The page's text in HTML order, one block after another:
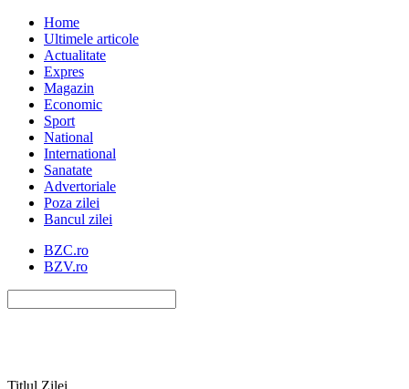
Home
Ultimele articole
Actualitate
Expres
Magazin
Economic
Sport
National
International
Sanatate
Advertoriale
Poza zilei
Bancul zilei
BZC.ro
BZV.ro
Titlul Zilei